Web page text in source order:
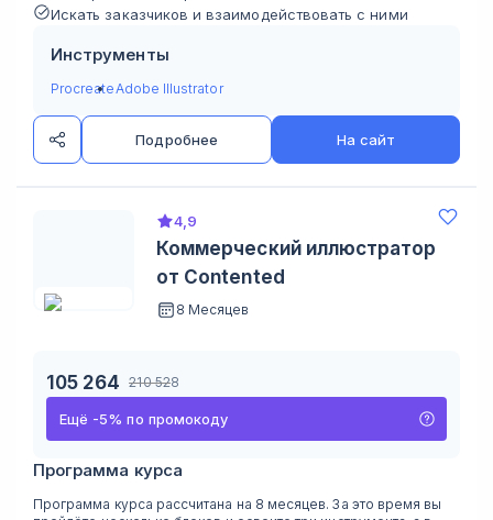
Искать заказчиков и взаимодействовать с ними
Инструменты
ProcreateAdobe Illustrator
Подробнее На сайт
4,9
Коммерческий иллюстратор
от Contented
8 Месяцев
105 264 210 528
Ещё -5% по промокоду
Программа курса
Программа курса рассчитана на 8 месяцев. За это время вы